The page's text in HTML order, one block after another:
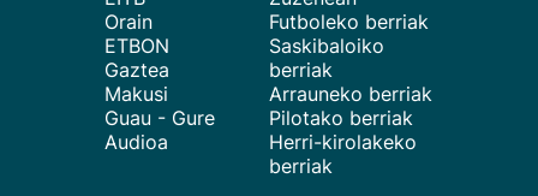
Orain
ETBON
Gaztea
Makusi
Guau - Gure
Audioa
Futboleko berriak
Saskibaloiko
berriak
Arrauneko berriak
Pilotako berriak
Herri-kirolakeko
berriak